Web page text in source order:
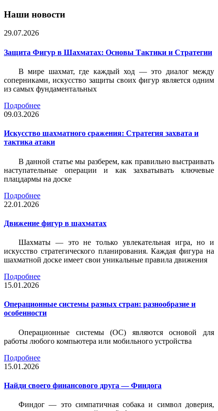
Наши новости
29.07.2026
Защита Фигур в Шахматах: Основы Тактики и Стратегии
В мире шахмат, где каждый ход — это диалог между
соперниками, искусство защиты своих фигур является одним
из самых фундаментальных
Подробнее
09.03.2026
Искусство шахматного сражения: Стратегия захвата и
тактика атаки
В данной статье мы разберем, как правильно выстраивать
наступательные операции и как захватывать ключевые
плацдармы на доске
Подробнее
22.01.2026
Движение фигур в шахматах
Шахматы — это не только увлекательная игра, но и
искусство стратегического планирования. Каждая фигура на
шахматной доске имеет свои уникальные правила движения
Подробнее
15.01.2026
Операционные системы разных стран: разнообразие и
особенности
Операционные системы (ОС) являются основой для
работы любого компьютера или мобильного устройства
Подробнее
15.01.2026
Найди своего финансового друга — Финдога
Финдог — это симпатичная собака и символ доверия,